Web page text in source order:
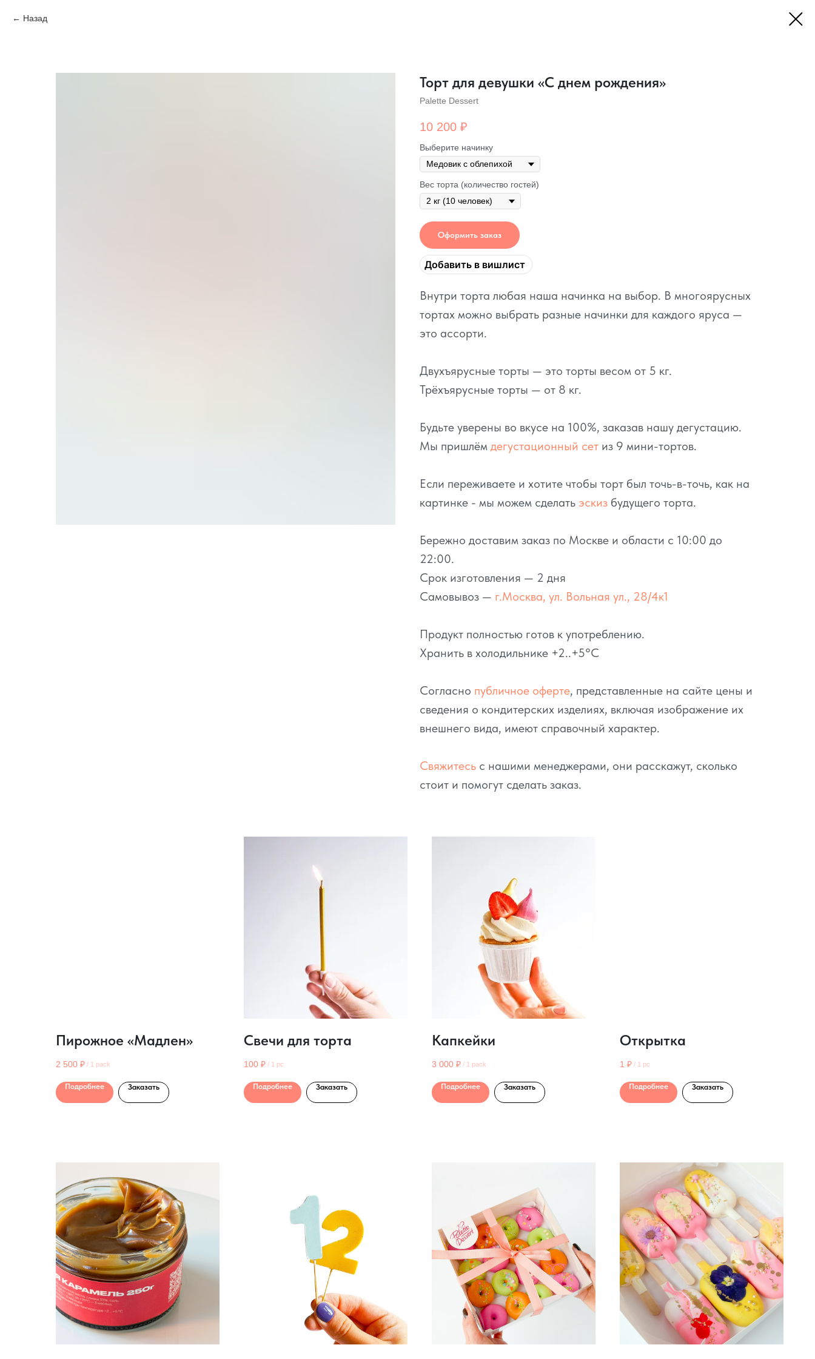
Назад
Торт для девушки «С днем рождения»
Palette Dessert
10 200 ₽
Выберите начинку
Вес торта (количество гостей)
Оформить заказ
Добавить в вишлист
Внутри торта любая наша начинка на выбор. В многоярусных
тортах можно выбрать разные начинки для каждого яруса —
это ассорти.
Двухъярусные торты — это торты весом от 5 кг.
Трёхъярусные торты — от 8 кг.
Будьте уверены во вкусе на 100%, заказав нашу дегустацию.
Мы пришлём дегустационный сет из 9 мини-тортов.
Если переживаете и хотите чтобы торт был точь-в-точь, как на
картинке - мы можем сделать эскиз будущего торта.
Бережно доставим заказ по Москве и области с 10:00 до
22:00.
Срок изготовления — 2 дня
Самовывоз — г.Москва, ул. Вольная ул., 28/4к1
Продукт полностью готов к употреблению.
Хранить в холодильнике +2..+5°C
Согласно публичное оферте, представленные на сайте цены и
сведения о кондитерских изделиях, включая изображение их
внешнего вида, имеют справочный характер.
Свяжитесь с нашими менеджерами, они расскажут, сколько
стоит и помогут сделать заказ.
Пирожное «Мадлен»
2 500 ₽ / 1 pack
Подробнее Заказать
Свечи для торта
100 ₽ / 1 pc
Подробнее Заказать
Капкейки
3 000 ₽ / 1 pack
Подробнее Заказать
Открытка
1 ₽ / 1 pc
Подробнее Заказать